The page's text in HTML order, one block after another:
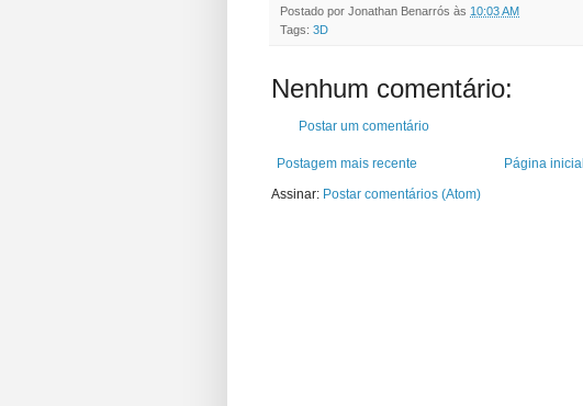
Postado por Jonathan Benarrós às 10:03 AM
Tags: 3D
Nenhum comentário:
Postar um comentário
Postagem mais recente
Página inicial
Assinar: Postar comentários (Atom)